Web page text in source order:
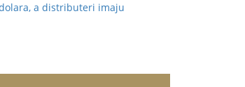
dolara, a distributeri imaju